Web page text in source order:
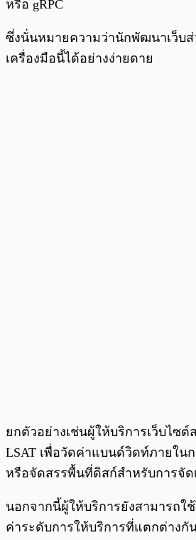
หรือ gRPC
ซึ่งนั่นหมายความว่านักพัฒนาเว็บ
เครื่องมือนี้ได้อย่างง่ายดาย
ยกตัวอย่างเช่นผู้ให้บริการเว็บไซต์
LSAT เพื่อวัดค่าแบนด์วิดท์ภายใน
หรือจัดสรรพื้นที่ดิสก์สำหรับการจั
นอกจากนี้ผู้ให้บริการยังสามารถใช้
ค่าระดับการให้บริการที่แตกต่างกั